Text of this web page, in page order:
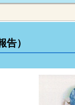
告）